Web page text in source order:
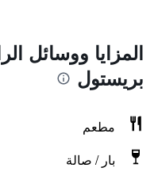
المزايا ووسائل
بريستول
مطعم
بار / صالة